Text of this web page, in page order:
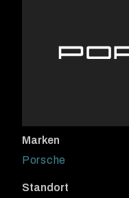
Marken
Porsche
Standort